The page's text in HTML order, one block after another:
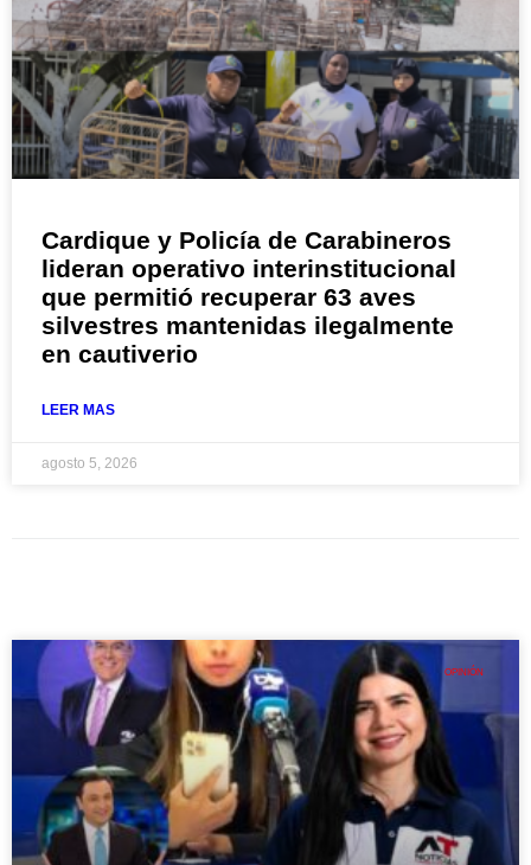
Cardique y Policía de Carabineros
lideran operativo interinstitucional
que permitió recuperar 63 aves
silvestres mantenidas ilegalmente
en cautiverio
LEER MAS
agosto 5, 2026
OPINIÓN